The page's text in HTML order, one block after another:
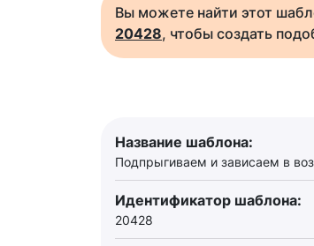
Вы можете найти этот
20428, чтобы создать
Название шаблона:
Подпрыгиваем и зависаем в
Идентификатор шаблона:
20428